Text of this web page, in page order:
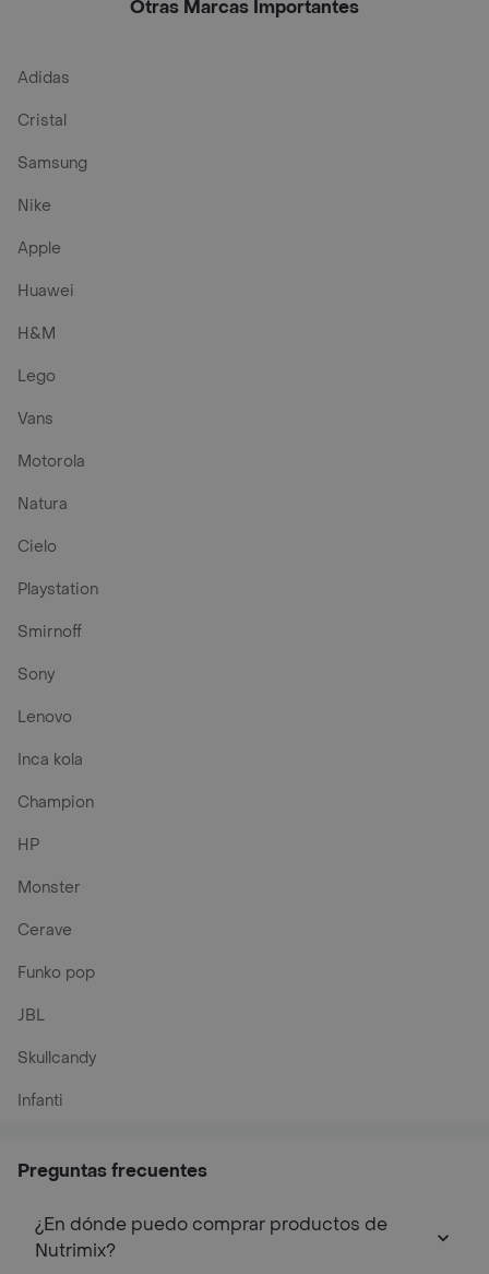
Otras Marcas Importantes
Adidas
Cristal
Samsung
Nike
Apple
Huawei
H&M
Lego
Vans
Motorola
Natura
Cielo
Playstation
Smirnoff
Sony
Lenovo
Inca kola
Champion
HP
Monster
Cerave
Funko pop
JBL
Skullcandy
Infanti
Preguntas frecuentes
¿En dónde puedo comprar productos de
Nutrimix?